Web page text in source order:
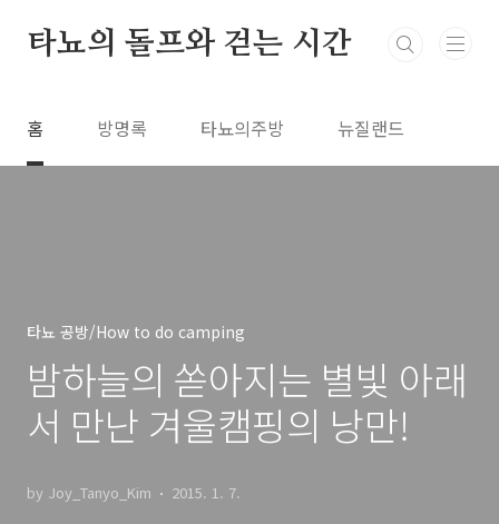
타뇨의 돌프와 걷는 시간
홈 방명록 타뇨의주방 뉴질랜드
타뇨 공방/How to do camping
밤하늘의 쏟아지는 별빛 아래
서 만난 겨울캠핑의 낭만!
by Joy_Tanyo_Kim 2015. 1. 7.